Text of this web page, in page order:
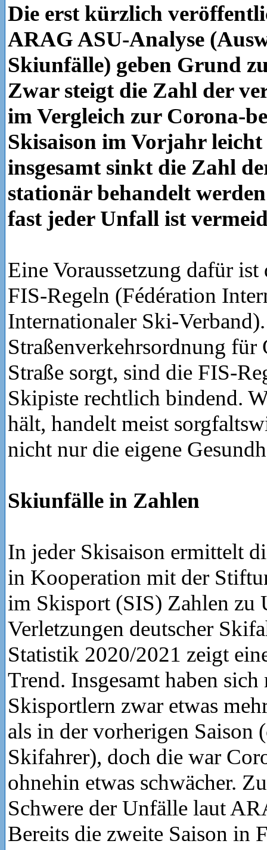
Die erst kürzlich
ARAG ASU-Analyse
Skiunfälle) geben Grund
Zwar steigt die Zahl der
im Vergleich zur Corona-
Skisaison im Vorjahr leicht
insgesamt sinkt die Zahl
stationär behandelt
fast jeder Unfall ist
Eine Voraussetzung dafür
FIS-Regeln (Fédération
Internationaler Ski-
Straßenverkehrsordnung für
Straße sorgt, sind die FIS-
Skipiste rechtlich bindend.
hält, handelt meist
nicht nur die eigene
Skiunfälle in Zahlen
In jeder Skisaison ermittelt
in Kooperation mit der
im Skisport (SIS) Zahlen zu
Verletzungen deutscher
Statistik 2020/2021 zeigt
Trend. Insgesamt haben
Skisportlern zwar etwas
als in der vorherigen Saison
Skifahrer), doch die war
ohnehin etwas schwächer.
Schwere der Unfälle laut
Bereits die zweite Saison in